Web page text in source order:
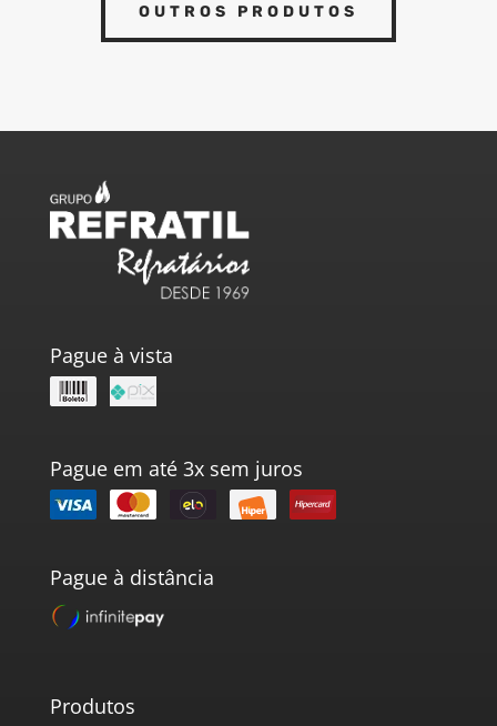
OUTROS PRODUTOS
Pague à vista
Pague em até 3x sem juros
Pague à distância
Produtos